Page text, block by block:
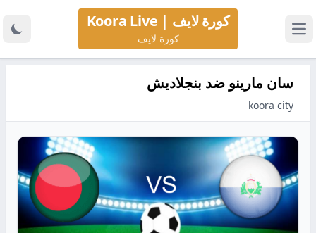
كورة لايف | Koora Live
كورة لايف
سان مارينو ضد بنجلاديش
koora city